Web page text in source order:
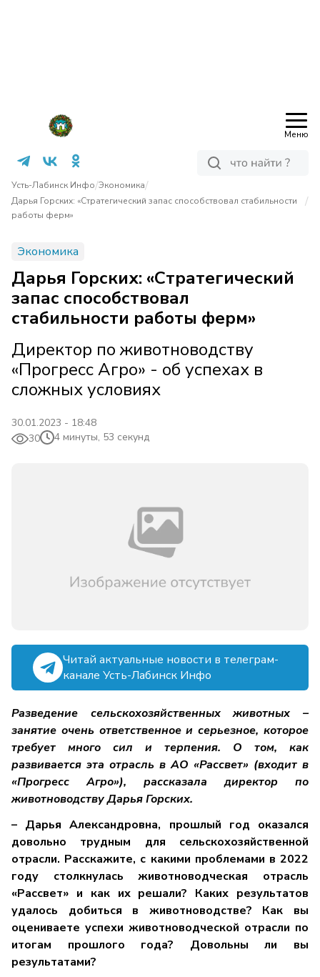
Меню
Усть-Лабинск Инфо/Экономика/
Дарья Горских: «Стратегический запас способствовал стабильности
работы ферм»
/
Экономика
Дарья Горских: «Стратегический
запас способствовал
стабильности работы ферм»
Директор по животноводству
«Прогресс Агро» - об успехах в
сложных условиях
30.01.2023 - 18:48
30
4 минуты, 53 секунд
Читай актуальные новости в телеграм-
канале Усть-Лабинск Инфо
Разведение сельскохозяйственных животных –
занятие очень ответственное и серьезное, которое
требует много сил и терпения. О том, как
развивается эта отрасль в АО «Рассвет» (входит в
«Прогресс Агро»), рассказала директор по
животноводству Дарья Горских.
– Дарья Александровна, прошлый год оказался
довольно трудным для сельскохозяйственной
отрасли. Расскажите, с какими проблемами в 2022
году столкнулась животноводческая отрасль
«Рассвет» и как их решали? Каких результатов
удалось добиться в животноводстве? Как вы
оцениваете успехи животноводческой отрасли по
итогам прошлого года? Довольны ли вы
результатами?